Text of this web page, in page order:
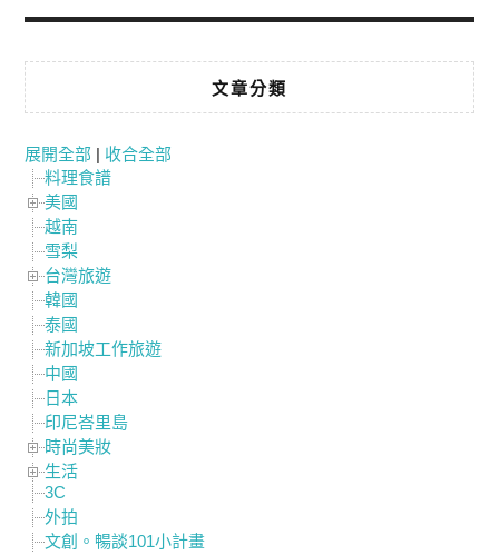
文章分類
展開全部 | 收合全部
料理食譜
美國
越南
雪梨
台灣旅遊
韓國
泰國
新加坡工作旅遊
中國
日本
印尼峇里島
時尚美妝
生活
3C
外拍
文創。暢談101小計畫